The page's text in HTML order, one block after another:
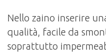
Nello zaino inserire
qualità, facile da
soprattutto